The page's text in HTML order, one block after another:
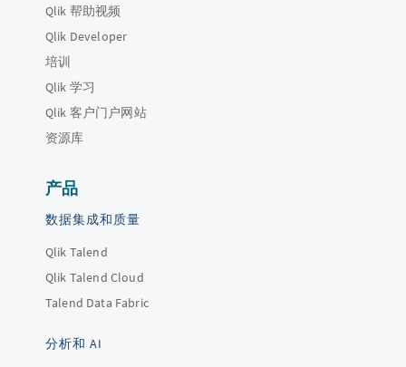
Qlik 帮助视频
Qlik Developer
培训
Qlik 学习
Qlik 客户门户网站
资源库
产品
数据集成和质量
Qlik Talend
Qlik Talend Cloud
Talend Data Fabric
分析和 AI